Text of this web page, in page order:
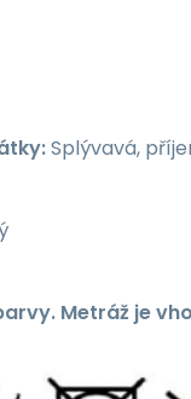
Splývavá,
Metráž je